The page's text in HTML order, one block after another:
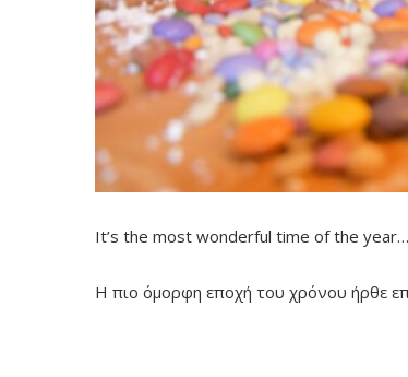
It’s the most wonderful time of the year…
Η πιο όμορφη εποχή του χρόνου ήρθε